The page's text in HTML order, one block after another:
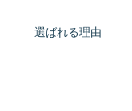
選ばれる理由